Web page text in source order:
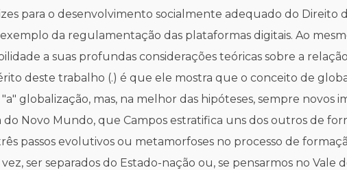
para o desenvolvimento socialmente adequado do Direito
da regulamentação das plataformas digitais. Ao
a suas profundas considerações teóricas sobre a
deste trabalho (.) é que ele mostra que o conceito de
globalização, mas, na melhor das hipóteses, sempre novos
Novo Mundo, que Campos estratifica uns dos outros de
passos evolutivos ou metamorfoses no processo de
ser separados do Estado-nação ou, se pensarmos no Vale